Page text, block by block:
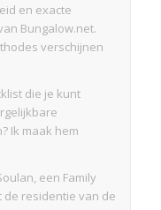
en exacte
Bungalow.net.
verschijnen
die je kunt
Ik maak hem
een Family
residentie van de